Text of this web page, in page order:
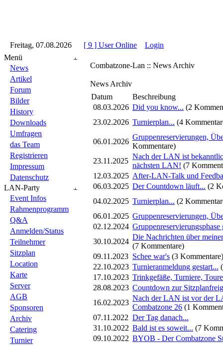
Freitag, 07.08.2026 [ 9 ] User Online Login
Menü
News
Artikel
Forum
Bilder
History
Downloads
Umfragen
das Team
Registrieren
Impressum
Datenschutz
LAN-Party
Event Infos
Rahmenprogramm
Q&A
Anmelden/Status
Teilnehmer
Sitzplan
Location
Karte
Server
AGB
Sponsoren
Archiv
Catering
Turnier
Combatzone-Lan :: News Archiv
News Archiv
Datum
Beschreibung
08.03.2026 Did you know... (2
23.02.2026 Turnierplan... (4
06.01.2026
Gruppenreservierungen,
Kommentare)
23.11.2025
Nach der LAN ist
nächsten LAN! (7
12.03.2025 After-LAN-Talk und
06.03.2025 Der Countdown läuft... (2
04.02.2025 Turnierplan... (2
06.01.2025 Gruppenreservierungen,
02.12.2024 Gruppenreservierungsphase
30.10.2024
Die Nachrichten über
(7 Kommentare)
09.11.2023 Schee war's (3 Kommentare)
22.10.2023 Turnieranmeldung gestart...
17.10.2023 Trinkgefäße, Turniere,
28.08.2023 Countdown zur
16.02.2023
Nach der LAN ist vor der
Combatzone 26 (1
07.11.2022 Der Tag danach...
31.10.2022 Bald ist es soweit... (7
09.10.2022 BYOB - Der Combatzone